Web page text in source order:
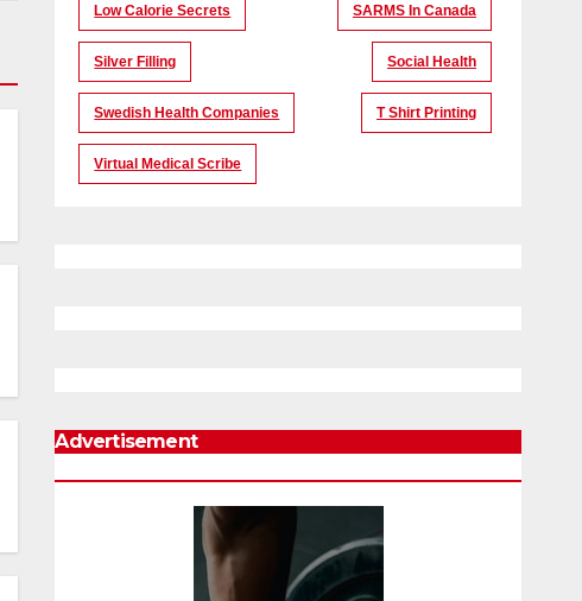
Low Calorie Secrets SARMS In Canada
Silver Filling Social Health
Swedish Health Companies T Shirt Printing
Virtual Medical Scribe
Advertisement